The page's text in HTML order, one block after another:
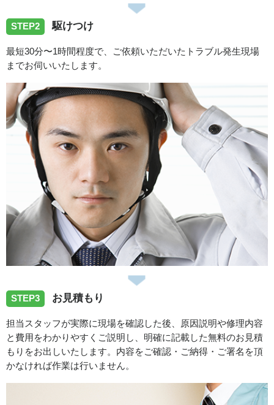
致しました
2026/07/31
徳島県三好市池田町へ洗面所排水つまり除去のご依頼でお
伺い致しました
2026/07/31
徳島県阿波市市場町へ台所蛇口水漏れ修理のご依頼でお伺
いいたしました
徳島県美馬市脇町へ台所蛇口水漏れ修理のご依頼でお伺い
いたしました
2026/07/31
徳島県徳島市八万町へトイレ水漏れ修理のご依頼でお伺い
STEP2 駆けつけ
最短30分〜1時間程度で、ご依頼いただいたトラブル発生現場
までお伺いいたします。
STEP3 お見積もり
担当スタッフが実際に現場を確認した後、原因説明や修理内容
と費用をわかりやすくご説明し、明確に記載した無料のお見積
もりをお出しいたします。内容をご確認・ご納得・ご署名を頂
かなければ作業は行いません。